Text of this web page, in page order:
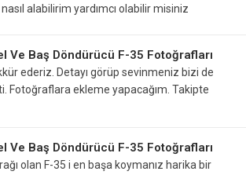
alabilirim yardımcı olabilir misiniz
Ve Baş Döndürücü F-35 Fotoğrafları
ederiz. Detayı görüp sevinmeniz bizi de
Fotoğraflara ekleme yapacağım. Takipte
Ve Baş Döndürücü F-35 Fotoğrafları
olan F-35 i en başa koymanız harika bir